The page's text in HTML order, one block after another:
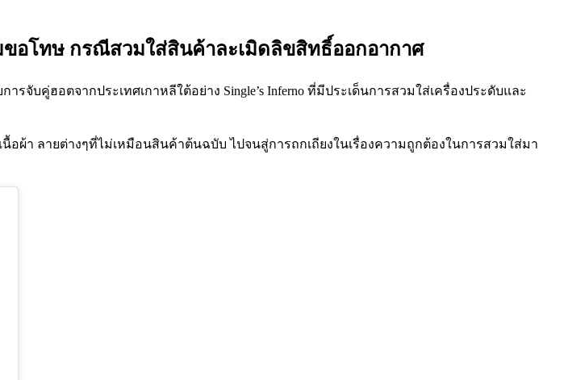
ขอโทษ กรณีสวมใส่สินค้าละเมิดลิขสิทธิ์ออกอากาศ
จับคู่ฮอตจากประเทศเกาหลีใต้อย่าง Single’s Inferno ที่มีประเด็นการสวมใส่เครื่องประดับและ
ผ้า ลายต่างๆที่ไม่เหมือนสินค้าต้นฉบับ ไปจนสู่การถกเถียงในเรื่องความถูกต้องในการสวมใส่มา